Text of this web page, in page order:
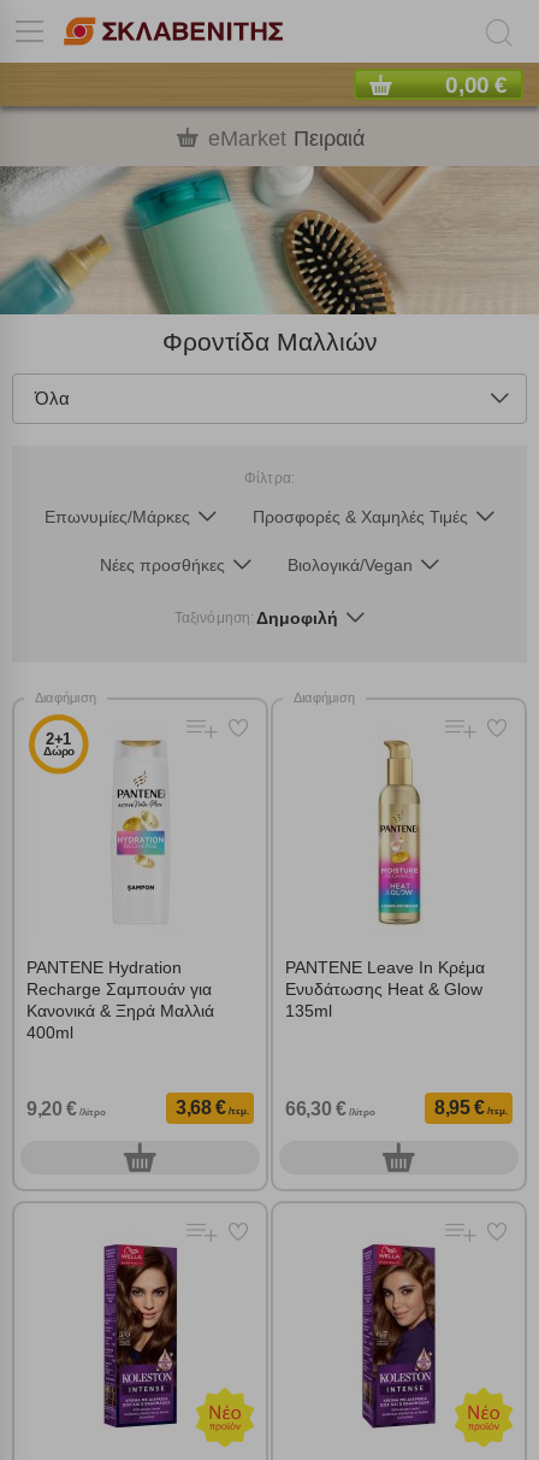
0,00 €
eMarket Πειραιά
Φροντίδα Μαλλιών
Όλα
Φίλτρα:
Επωνυμίες/Μάρκες Προσφορές & Χαμηλές Τιμές
Νέες προσθήκες Βιολογικά/Vegan
Ταξινόμηση: Δημοφιλή
Διαφήμιση
2+1
Δώρο
PANTENE Hydration
Recharge Σαμπουάν για
Κανονικά & Ξηρά Μαλλιά
400ml
9,20 € /λίτρο 3,68 € /τεμ.
0τεμ.
Διαφήμιση
PANTENE Leave In Κρέμα
Ενυδάτωσης Heat & Glow
135ml
66,30 € /λίτρο 8,95 € /τεμ.
0τεμ.